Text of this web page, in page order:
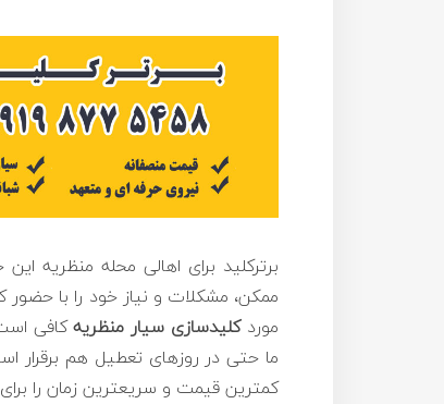
برترکلید برای اهالی محله منظریه
ممکن، مشکلات و نیاز خود را با حضور
مورد کلیدسازی سیار منظریهکافی
ما حتی در روزهای تعطیل هم برقرار
کمترین قیمت و سریعترین زمان را